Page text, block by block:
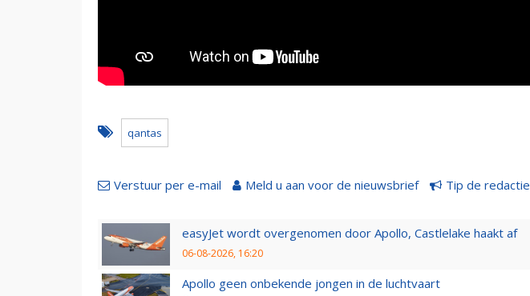
qantas
Verstuur per e-mail Meld u aan voor de nieuwsbrief Tip de redactie
easyJet wordt overgenomen door Apollo, Castlelake haakt af
06-08-2026, 16:20
Apollo geen onbekende jongen in de luchtvaart